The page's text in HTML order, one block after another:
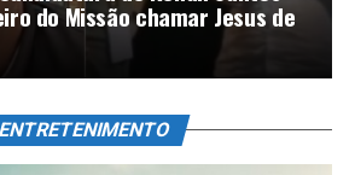
do Missão chamar Jesus de
ENTRETENIMENTO